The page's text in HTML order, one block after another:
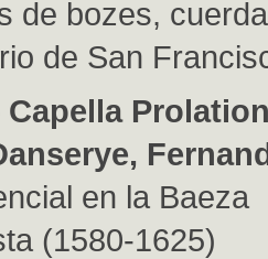
de bozes,
de San
Capella
en la Baeza
(1580-1625)